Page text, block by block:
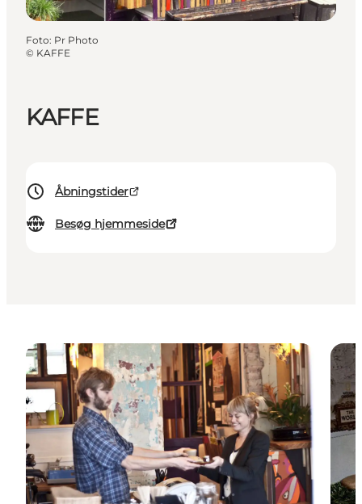
KAFFE
Åbningstider
Besøg hjemmeside
Foto: Pr Photo
© KAFFE